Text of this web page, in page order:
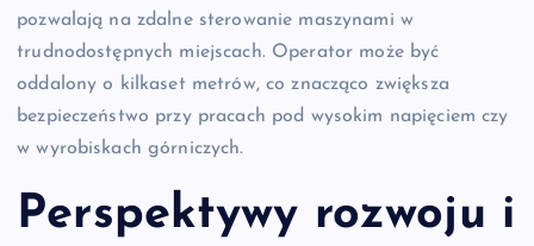
pozwalają na zdalne sterowanie maszynami w
trudnodostępnych miejscach. Operator może być
oddalony o kilkaset metrów, co znacząco zwiększa
bezpieczeństwo przy pracach pod wysokim napięciem czy
w wyrobiskach górniczych.
Perspektywy rozwoju i